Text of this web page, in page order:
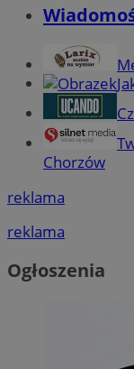
Chorzów
reklama
reklama
Ogłoszenia